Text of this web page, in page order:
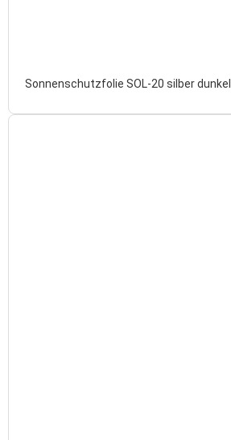
Sonnenschutzfolie SOL-20 silber dunkel